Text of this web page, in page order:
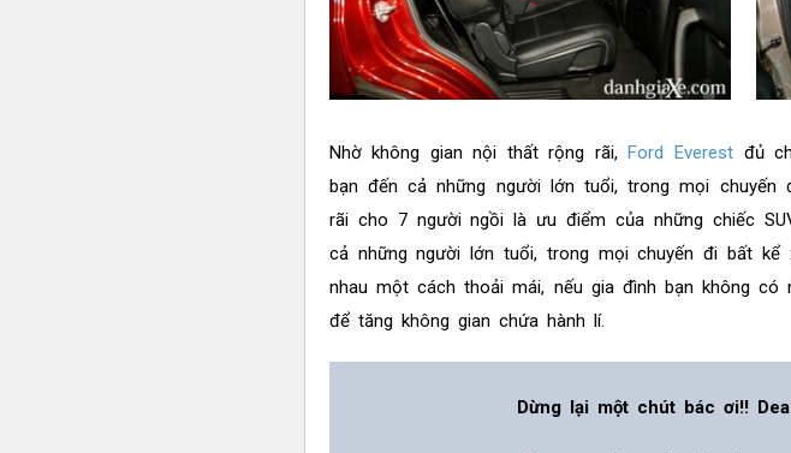
Nhờ không gian nội thất rộng rãi,Ford Everest đủ
bạn đến cả những người lớn tuổi, trong mọi
rãi cho 7 người ngồi là ưu điểm của những chiếc
cả những người lớn tuổi, trong mọi chuyến đi bất
nhau một cách thoải mái, nếu gia đình bạn không
để tăng không gian chứa hành lí.
Dừng lại một chút bác ơi!!